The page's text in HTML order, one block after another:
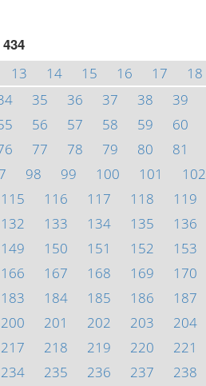
434
13 14 15 16 17 18
35 36 37 38 39
56 57 58 59 60
77 78 79 80 81
98 99 100 101 102
115 116 117 118 119
132 133 134 135 136
149 150 151 152 153
166 167 168 169 170
183 184 185 186 187
200 201 202 203 204
217 218 219 220 221
234 235 236 237 238